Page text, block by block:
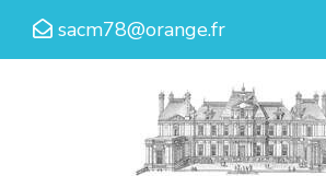
Aller
sacm78@orange.fr